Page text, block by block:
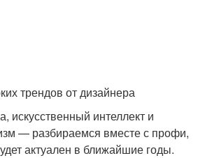
трендов от дизайнера
искусственный интеллект и
— разбираемся вместе с профи,
актуален в ближайшие годы.